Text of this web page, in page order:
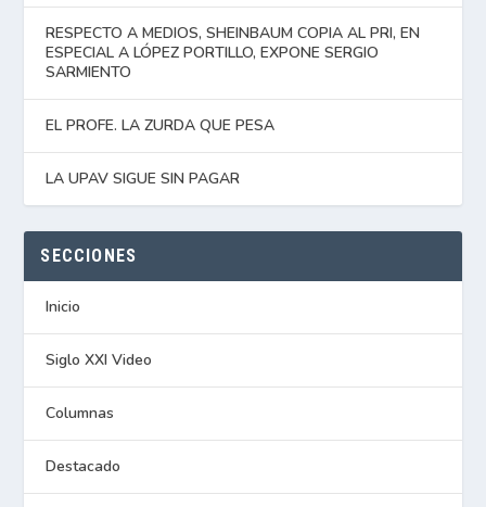
RESPECTO A MEDIOS, SHEINBAUM COPIA AL PRI, EN
ESPECIAL A LÓPEZ PORTILLO, EXPONE SERGIO
SARMIENTO
EL PROFE. LA ZURDA QUE PESA
LA UPAV SIGUE SIN PAGAR
SECCIONES
Inicio
Siglo XXI Video
Columnas
Destacado